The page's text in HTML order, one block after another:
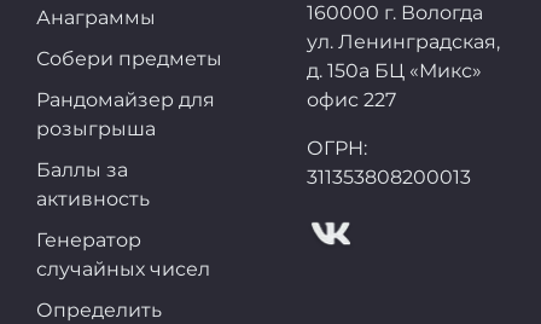
Анаграммы
Собери предметы
Рандомайзер для
розыгрыша
Баллы за
активность
Генератор
случайных чисел
Определить
160000 г. Вологда
ул. Ленинградская,
д. 150а БЦ «Микс»
офис 227
ОГРН:
311353808200013